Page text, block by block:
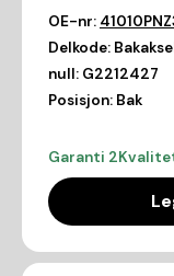
OE-nr:
Delkode:
null: G2212427
Posisjon: Bak
Garanti 2